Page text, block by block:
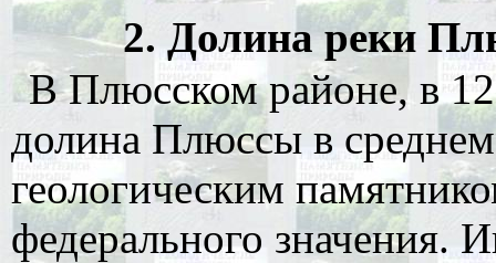
2. Долина реки
В Плюсском районе, в
долина Плюссы в
геологическим
федерального значения.